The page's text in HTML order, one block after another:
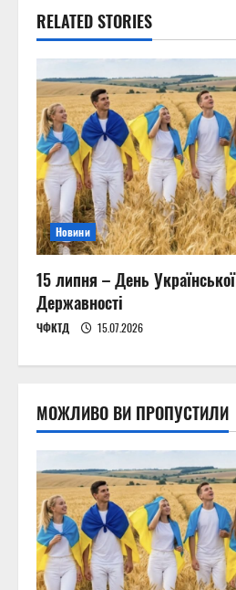
t
n
a
v
i
g
a
t
i
o
n
RELATED STORIES
Новини
15 липня – День Української
Державності
ЧФКТД 15.07.2026
МОЖЛИВО ВИ ПРОПУСТИЛИ